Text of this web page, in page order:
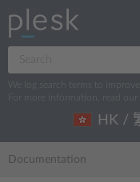
We log search terms to
For more information, read our
HK /
Documentation